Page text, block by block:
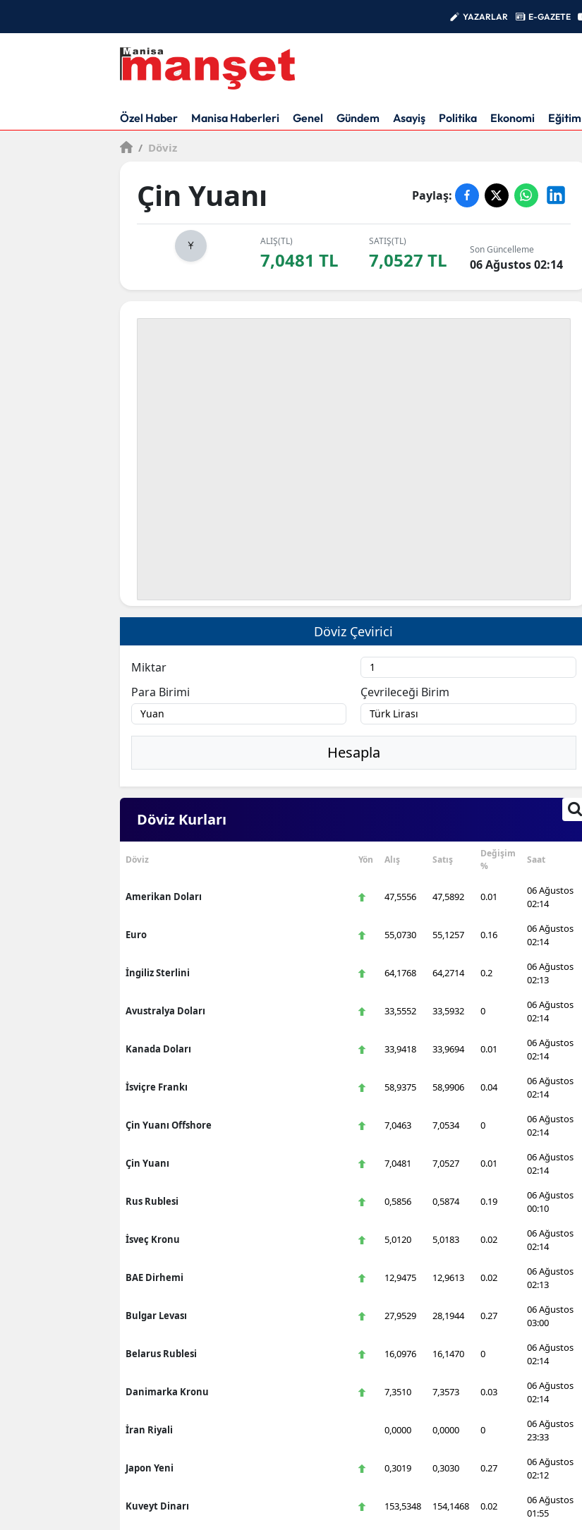
YAZARLAR E-GAZETE
Özel Haber Manisa Haberleri Genel Gündem Asayiş Politika Ekonomi Eğitim
/ Döviz
Çin Yuanı Paylaş:
ALIŞ(TL)
7,0481 TL
SATIŞ(TL)
7,0527 TL Son Güncelleme
06 Ağustos 02:14
Döviz Çevirici
Miktar
Para Birimi
Çevrileceği Birim
Hesapla
Döviz Kurları
Döviz Yön Alış Satış
Değişim
%
Saat
Amerikan Doları 47,5556 47,5892 0.01
06 Ağustos
02:14
Euro 55,0730 55,1257 0.16
06 Ağustos
02:14
İngiliz Sterlini 64,1768 64,2714 0.2
06 Ağustos
02:13
Avustralya Doları 33,5552 33,5932 0
06 Ağustos
02:14
Kanada Doları 33,9418 33,9694 0.01
06 Ağustos
02:14
İsviçre Frankı 58,9375 58,9906 0.04
06 Ağustos
02:14
Çin Yuanı Offshore 7,0463 7,0534 0
06 Ağustos
02:14
Çin Yuanı 7,0481 7,0527 0.01
06 Ağustos
02:14
Rus Rublesi 0,5856 0,5874 0.19
06 Ağustos
00:10
İsveç Kronu 5,0120 5,0183 0.02
06 Ağustos
02:14
BAE Dirhemi 12,9475 12,9613 0.02
06 Ağustos
02:13
Bulgar Levası 27,9529 28,1944 0.27
06 Ağustos
03:00
Belarus Rublesi 16,0976 16,1470 0
06 Ağustos
02:14
Danimarka Kronu 7,3510 7,3573 0.03
06 Ağustos
02:14
İran Riyali 0,0000 0,0000 0
06 Ağustos
23:33
Japon Yeni 0,3019 0,3030 0.27
06 Ağustos
02:12
Kuveyt Dinarı 153,5348 154,1468 0.02
06 Ağustos
01:55